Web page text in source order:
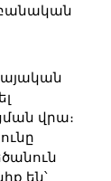
վրա։
են՝